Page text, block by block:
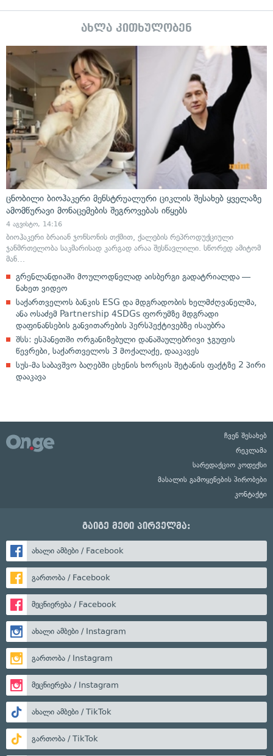
ახლა კითხულობენ
ცნობილი ბიოჰაკერი მენსტრუალური ციკლის შესახებ ყველაზე
ამომწურავი მონაცემების შეგროვებას იწყებს
4 აგვისტო, 14:16
ბიოჰაკერი ბრაიან ჯონსონის თქმით, ქალების რეპროდუქციული
ჯანმრთელობა საკმარისად კარგად არაა შესწავლილი. სწორედ ამიტომ
მან…
გრენლანდიაში მოულოდნელად აისბერგი გადატრიალდა —
ნახეთ ვიდეო
საქართველოს ბანკის ESG და მდგრადობის ხელმძღვანელმა,
ანა ოსაძემ Partnership 4SDGs ფორუმზე მდგრადი
დაფინანსების განვითარების პერსპექტივებზე ისაუბრა
შსს: ესპანეთში ორგანიზებული დანაშაულებრივი ჯგუფის
წევრები, საქართველოს 3 მოქალაქე, დააკავეს
სუს-მა საბავშვო ბაღებში ცხენის ხორცის შეტანის ფაქტზე 2 პირი
დააკავა
ჩვენ შესახებ
რეკლამა
სარედაქციო კოდექსი
მასალის გამოყენების პირობები
კონტაქტი
გაიგე მეტი პირველმა:
ახალი ამბები / Facebook
გართობა / Facebook
მეცნიერება / Facebook
ახალი ამბები / Instagram
გართობა / Instagram
მეცნიერება / Instagram
ახალი ამბები / TikTok
გართობა / TikTok